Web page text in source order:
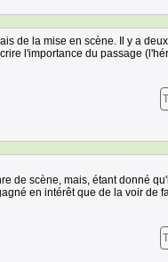
de la mise en scène. Il y a deux
l'importance du passage
de scène, mais, étant donné qu'il
en intérêt que de la voir de